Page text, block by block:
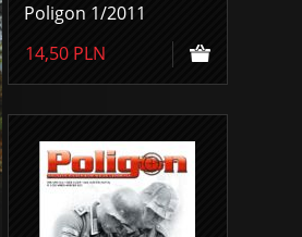
Poligon 1/2011
14,50 PLN